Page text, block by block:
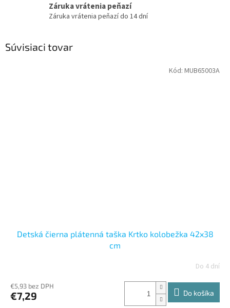
Záruka vrátenia peňazí
Záruka vrátenia peňazí do 14 dní
Súvisiaci tovar
Detská čierna plátenná taška Krtko kolobežka 42x38
cm
Do 4 dní
€5,93 bez DPH
€7,29 Do košíka
Kód: MUB65003A